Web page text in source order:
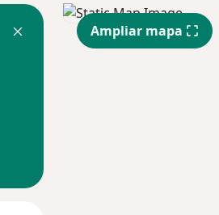
Ampliar mapa